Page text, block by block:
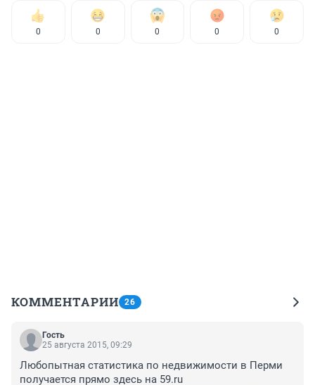
0 0 0 0 0
КОММЕНТАРИИ 26
Гость
25 августа 2015, 09:29
Любопытная статистика по недвижимости в Перми
получается прямо здесь на 59.ru